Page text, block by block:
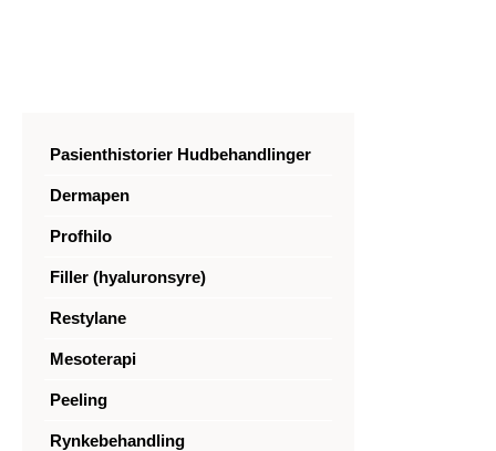
Pasienthistorier Hudbehandlinger
Dermapen
Profhilo
Filler (hyaluronsyre)
Restylane
Mesoterapi
Peeling
Rynkebehandling